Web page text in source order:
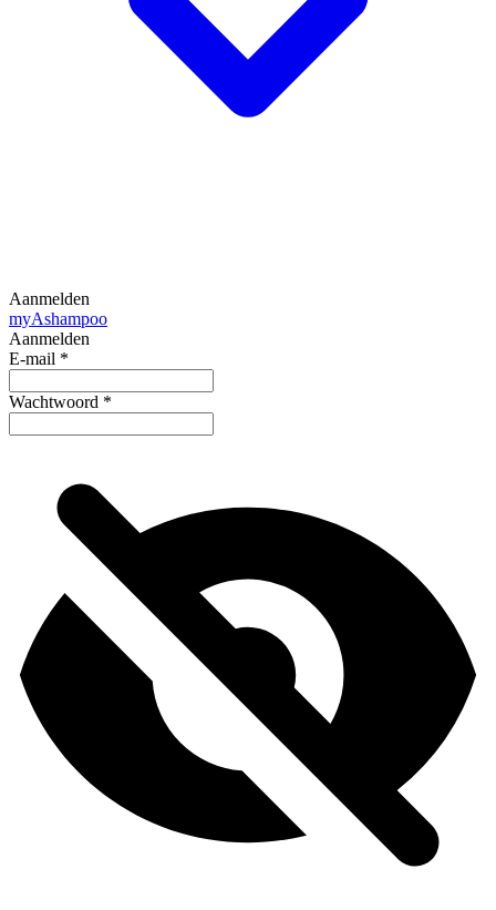
Aanmelden
myAshampoo
Aanmelden
E-mail *
Wachtwoord *